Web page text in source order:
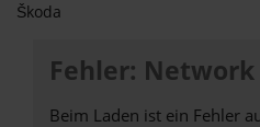
Škoda
Fehler: Network
Beim Laden ist ein Fehler